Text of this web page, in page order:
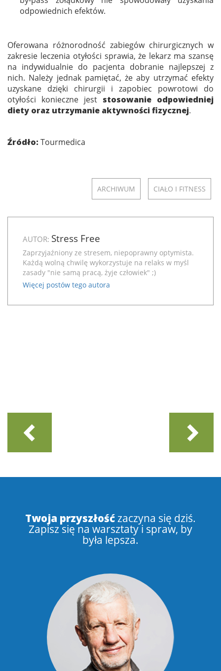
odpowiednich efektów.
Oferowana różnorodność zabiegów chirurgicznych w
zakresie leczenia otyłości sprawia, że lekarz ma szansę
na indywidualnie do pacjenta dobranie najlepszej z
nich. Należy jednak pamiętać, że aby utrzymać efekty
uzyskane dzięki chirurgii i zapobiec powrotowi do
otyłości konieczne jest stosowanie odpowiedniej
diety oraz utrzymanie aktywności fizycznej.
Źródło: Tourmedica
ARCHIWUM CIAŁO I FITNESS
AUTOR: Stress Free
Zaprzyjaźniony ze stresem, niepoprawny optymista.
Każdą wolną chwilę wykorzystuje na relaks w myśl
zasady "nie samą pracą, żyje człowiek" ;)
Więcej postów tego autora
Twoja przyszłośćzaczyna się dziś.
Zapisz się na warsztaty i spraw, by
była lepsza.